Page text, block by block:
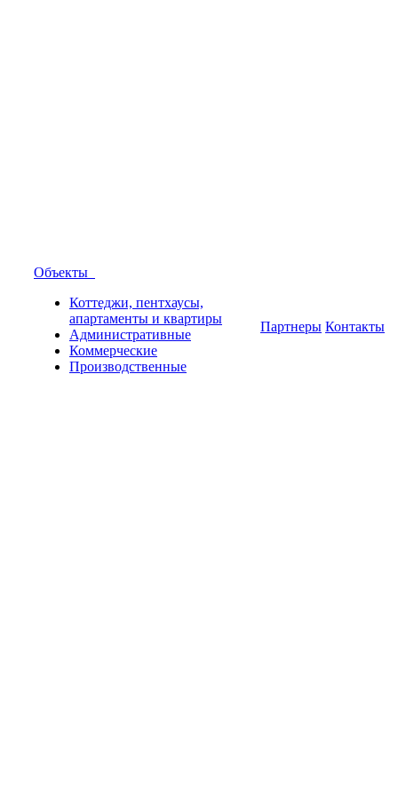
Объекты
Коттеджи, пентхаусы,
апартаменты и квартиры
Административные
Коммерческие
Производственные
Партнеры Контакты